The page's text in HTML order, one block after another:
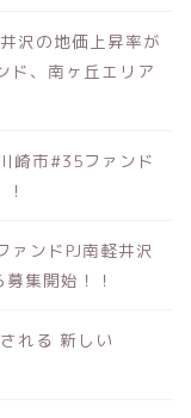
沢の地価上昇率が
ド、南ヶ丘エリア
崎市#35ファンド
ァンドPJ南軽井沢
集開始！！
れる 新しい